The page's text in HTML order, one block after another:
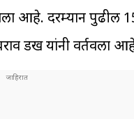
आहे. दरम्यान
डख यांनी वर्तवला